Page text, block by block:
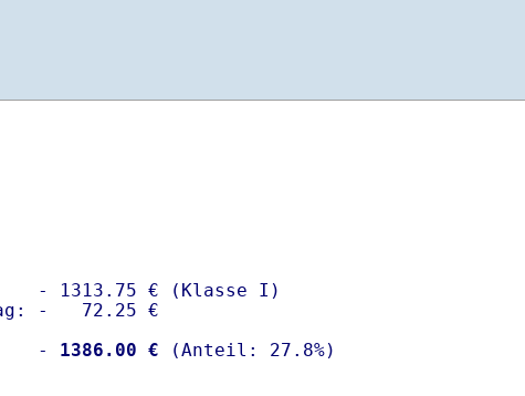
- 1313.75 € (Klasse I)
-   72.25 €
-
1386.00 €